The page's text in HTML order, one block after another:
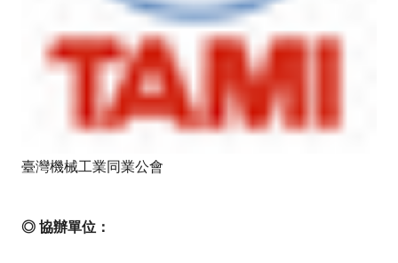
臺灣機械工業同業公會
◎ 協辦單位：